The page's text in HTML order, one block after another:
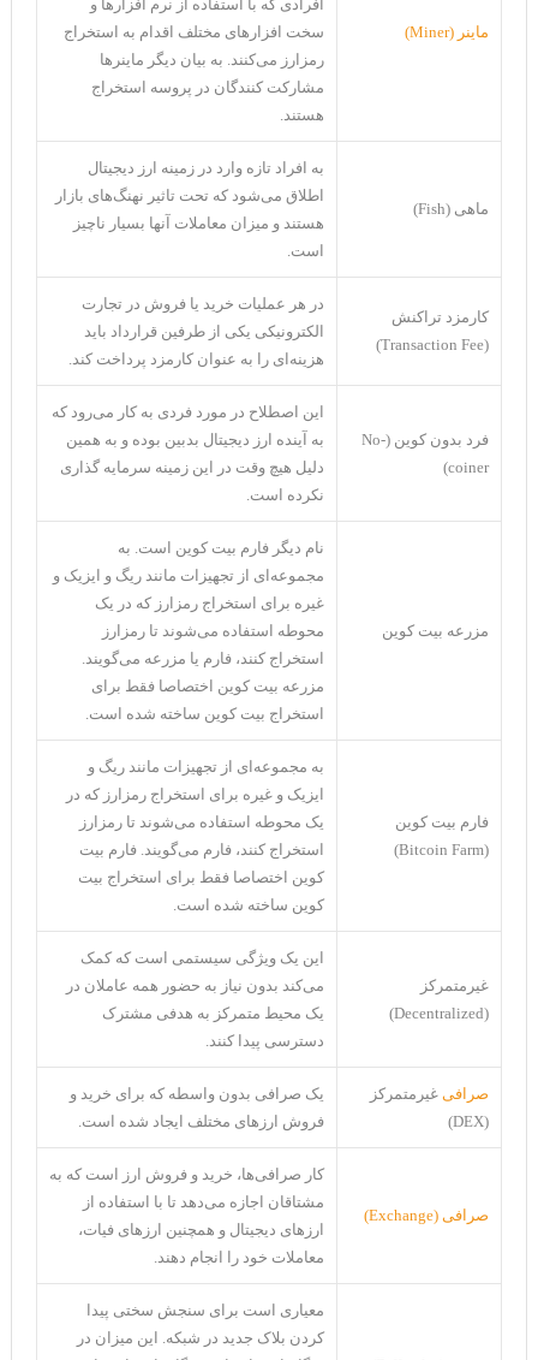
ماینر (Miner)
افرادی که با استفاده از نرم افزار‌ها و
سخت افزار‌های مختلف اقدام به استخراج
رمزارز می‌کنند. به بیان دیگر ماینرها
مشارکت کنندگان در پروسه استخراج
هستند.
ماهی (Fish)
به افراد تازه وارد در زمینه ارز دیجیتال
اطلاق می‌شود که تحت تاثیر نهنگ‌های بازار
هستند و میزان معاملات آنها بسیار ناچیز
است.
کارمزد تراکنش
(Transaction Fee)
در هر عملیات خرید یا فروش در تجارت
الکترونیکی یکی از طرفین قرارداد باید
هزینه‌ای را به عنوان کارمزد پرداخت کند.
فرد بدون کوین (No-
coiner)
این اصطلاح در مورد فردی به کار می‌رود که
به آینده ارز دیجیتال بدبین بوده و به همین
دلیل هیچ وقت در این زمینه سرمایه گذاری
نکرده است.
مزرعه بیت کوین
نام دیگر فارم بیت کوین است. به
مجموعه‌ای از تجهیزات مانند ریگ و ایزیک و
غیره برای استخراج رمزارز که در یک
محوطه استفاده می‌شوند تا رمزارز
استخراج کنند، فارم یا مزرعه می‌گویند.
مزرعه بیت کوین اختصاصا فقط برای
استخراج بیت کوین ساخته شده است.
فارم بیت کوین
(Bitcoin Farm)
به مجموعه‌ای از تجهیزات مانند ریگ و
ایزیک و غیره برای استخراج رمزارز که در
یک محوطه استفاده می‌شوند تا رمزارز
استخراج کنند، فارم می‌گویند. فارم بیت
کوین اختصاصا فقط برای استخراج بیت
کوین ساخته شده است.
غیرمتمرکز
(Decentralized)
این یک ویژگی سیستمی است که کمک
می‌کند بدون نیاز به حضور همه عاملان در
یک محیط متمرکز به هدفی مشترک
دسترسی پیدا کنند.
صرافیغیرمتمرکز
(DEX)
یک صرافی بدون واسطه که برای خرید و
فروش ارزهای مختلف ایجاد شده است.
صرافی (Exchange)
کار صرافی‌ها، خرید و فروش ارز‌ است که به
مشتاقان اجازه می‌دهد تا با استفاده از
ارزهای دیجیتال و همچنین ارز‌های فیات،
معاملات خود را انجام دهند.
معیاری است برای سنجش سختی پیدا
کردن بلاک جدید در شبکه. این میزان در